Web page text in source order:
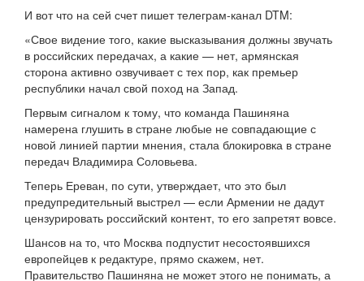
И вот что на сей счет пишет телеграм-канал DTM:
«Свое видение того, какие высказывания должны звучать
в российских передачах, а какие — нет, армянская
сторона активно озвучивает с тех пор, как премьер
республики начал свой поход на Запад.
Первым сигналом к тому, что команда Пашиняна
намерена глушить в стране любые не совпадающие с
новой линией партии мнения, стала блокировка в стране
передач Владимира Соловьева.
Теперь Ереван, по сути, утверждает, что это был
предупредительный выстрел — если Армении не дадут
цензурировать российский контент, то его запретят вовсе.
Шансов на то, что Москва подпустит несостоявшихся
европейцев к редактуре, прямо скажем, нет.
Правительство Пашиняна не может этого не понимать, а